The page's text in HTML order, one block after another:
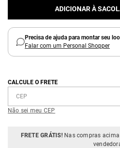
ADICIONAR À
Precisa de ajuda para montar seu
Falar com um Personal Shopper
CALCULE O FRETE
Não sei meu CEP
FRETE GRÁTIS!Nas compras acima